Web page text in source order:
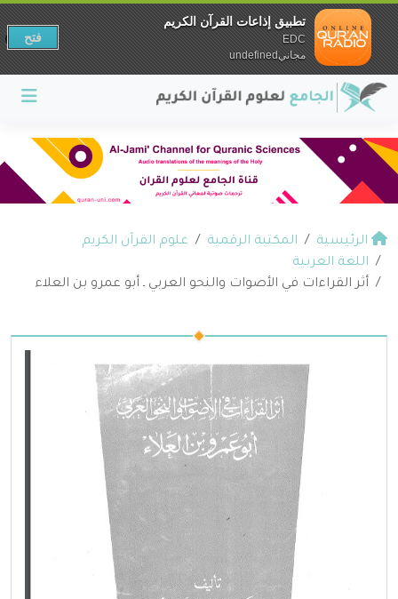
الرئيسية المكتبة الرقمية
علوم القرآن الكريم
اللغة العربية
أثر القراءات في الأصوات والنحو العربي ـ أبو عمرو بن العلاء
تطبيق إذاعات القرآن الكريم
EDC
مجانيundefined
فتح